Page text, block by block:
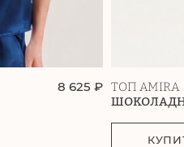
8 625 ₽ ТОП AMIRA